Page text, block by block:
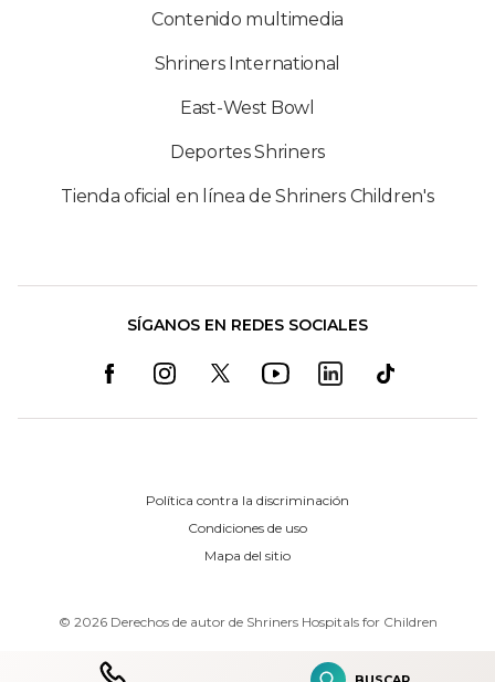
Contenido multimedia
Shriners International
East-West Bowl
Deportes Shriners
Tienda oficial en línea de Shriners Children's
SÍGANOS EN REDES SOCIALES
Política contra la discriminación
Condiciones de uso
Mapa del sitio
© 2026 Derechos de autor de Shriners Hospitals for Children